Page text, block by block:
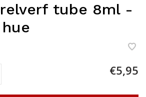
tube 8ml -
€5,95